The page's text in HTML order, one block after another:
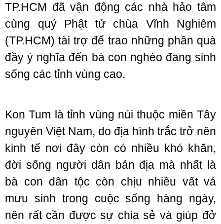
TP.HCM đã vận động các nhà hảo tâm
cùng quý Phật tử chùa Vĩnh Nghiêm
(TP.HCM) tài trợ để trao những phần quà
đầy ý nghĩa đến bà con nghèo đang sinh
sống các tỉnh vùng cao.
Kon Tum là tỉnh vùng núi thuộc miền Tây
nguyên Việt Nam, do địa hình trắc trở nên
kinh tế nơi đây còn có nhiều khó khăn,
đời sống người dân bản địa mà nhất là
bà con dân tộc còn chịu nhiều vất vả
mưu sinh trong cuộc sống hàng ngày,
nên rất cần được sự chia sẻ và giúp đở